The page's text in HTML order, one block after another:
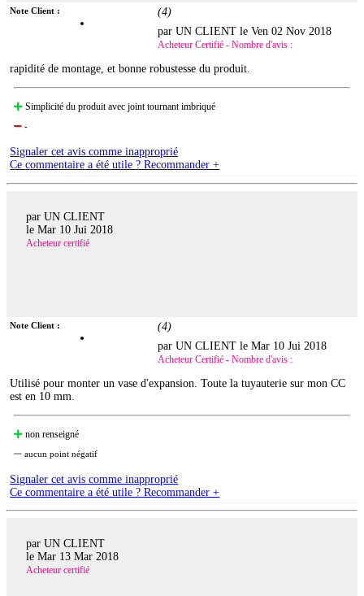
Note Client : (4)
par UN CLIENT leVen 02 Nov 2018
Acheteur Certifié - Nombre d'avis :
rapidité de montage, et bonne robustesse du produit.
Simplicité du produit avec joint tournant imbriqué
-
Signaler cet avis comme inapproprié
Ce commentaire a été utile ? Recommander +
par UN CLIENT
le Mar 10 Jui 2018
Acheteur certifié
Note Client : (4)
par UN CLIENT leMar 10 Jui 2018
Acheteur Certifié - Nombre d'avis :
Utilisé pour monter un vase d'expansion. Toute la tuyauterie sur mon CC
est en 10 mm.
non renseigné
aucun point négatif
Signaler cet avis comme inapproprié
Ce commentaire a été utile ? Recommander +
par UN CLIENT
le Mar 13 Mar 2018
Acheteur certifié